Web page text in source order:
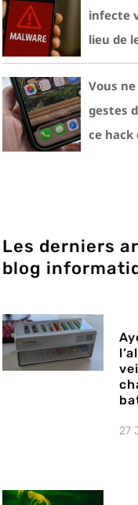
infecte
lieu de
Vous
gestes
ce hack
Les derniers
blog
27